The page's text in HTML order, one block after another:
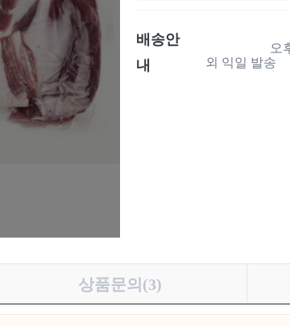
배송안
내
외 익일 발송
상품문의(3)